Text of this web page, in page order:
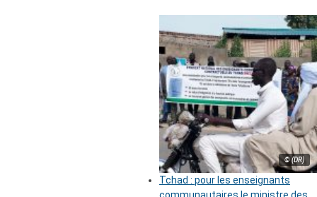
© (DR)
Tchad : pour les enseignants
communautaires le ministre des